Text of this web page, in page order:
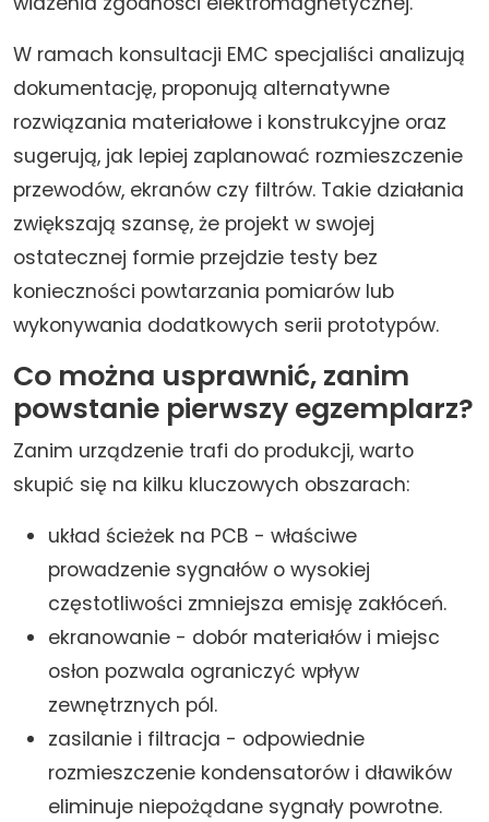
W ramach konsultacji EMC specjaliści analizują
dokumentację, proponują alternatywne
rozwiązania materiałowe i konstrukcyjne oraz
sugerują, jak lepiej zaplanować rozmieszczenie
przewodów, ekranów czy filtrów. Takie działania
zwiększają szansę, że projekt w swojej
ostatecznej formie przejdzie testy bez
konieczności powtarzania pomiarów lub
wykonywania dodatkowych serii prototypów.
Co można usprawnić, zanim
powstanie pierwszy egzemplarz?
Zanim urządzenie trafi do produkcji, warto
skupić się na kilku kluczowych obszarach:
układ ścieżek na PCB - właściwe
prowadzenie sygnałów o wysokiej
częstotliwości zmniejsza emisję zakłóceń.
ekranowanie - dobór materiałów i miejsc
osłon pozwala ograniczyć wpływ
zewnętrznych pól.
zasilanie i filtracja - odpowiednie
rozmieszczenie kondensatorów i dławików
eliminuje niepożądane sygnały powrotne.